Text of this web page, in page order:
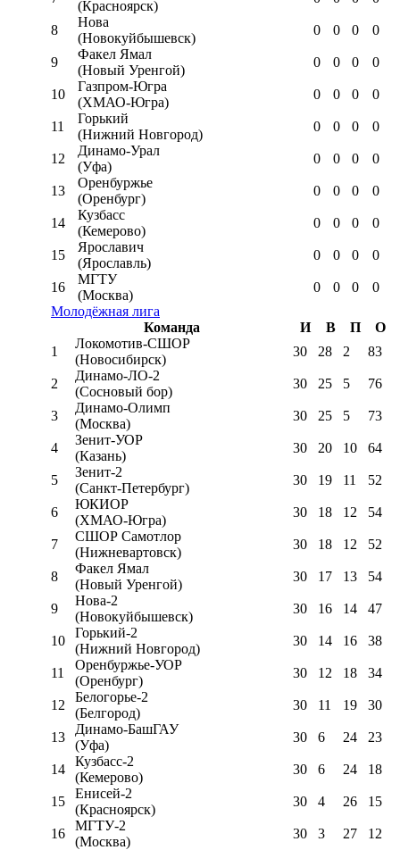
(Красноярск)
8
Нова
(Новокуйбышевск)
0 0 0 0
9
Факел Ямал
(Новый Уренгой)
0 0 0 0
10
Газпром-Югра
(ХМАО-Югра)
0 0 0 0
11
Горький
(Нижний Новгород)
0 0 0 0
12
Динамо-Урал
(Уфа)
0 0 0 0
13
Оренбуржье
(Оренбург)
0 0 0 0
14
Кузбасс
(Кемерово)
0 0 0 0
15
Ярославич
(Ярославль)
0 0 0 0
16
МГТУ
(Москва)
0 0 0
0
Молодёжная лига
Команда
И В П
О
1
Локомотив-CШОР
(Новосибирск)
30 28 2 83
2
Динамо-ЛО-2
(Сосновый бор)
30 25 5 76
3
Динамо-Олимп
(Москва)
30 25 5 73
4
Зенит-УОР
(Казань)
30 20 10 64
5
Зенит-2
(Санкт-Петербург)
30 19 11 52
6
ЮКИОР
(ХМАО-Югра)
30 18 12 54
7
СШОР Самотлор
(Нижневартовск)
30 18 12 52
8
Факел Ямал
(Новый Уренгой)
30 17 13 54
9
Нова-2
(Новокуйбышевск)
30 16 14 47
10
Горький-2
(Нижний Новгород)
30 14 16 38
11
Оренбуржье-УОР
(Оренбург)
30 12 18 34
12
Белогорье-2
(Белгород)
30 11 19 30
13
Динамо-БашГАУ
(Уфа)
30 6 24 23
14
Кузбасс-2
(Кемерово)
30 6 24 18
15
Енисей-2
(Красноярск)
30 4 26 15
16
МГТУ-2
(Москва)
30 3 27 12